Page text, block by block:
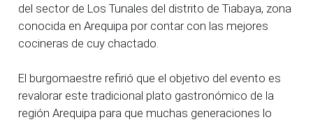
del sector de Los Tunales del distrito de Tiabaya, zona
conocida en Arequipa por contar con las mejores
cocineras de cuy chactado.
El burgomaestre refirió que el objetivo del evento es
revalorar este tradicional plato gastronómico de la
región Arequipa para que muchas generaciones lo